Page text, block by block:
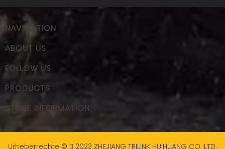
NAVIGATION
ABOUT US
FOLLOW US
PRODUCTS
STORE INFORMATION
Urheberrechte ©  2023 ZHEJIANG TRILINK HUIHUANG CO. LTD.